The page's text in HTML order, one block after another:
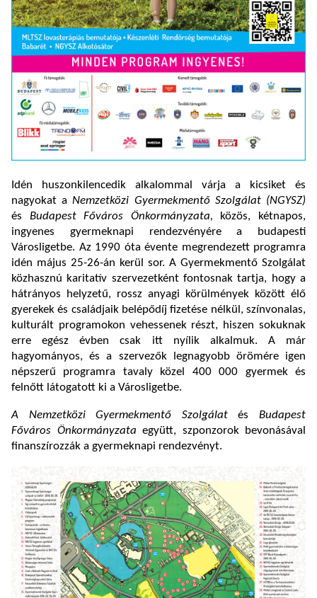
Idén huszonkilencedik alkalommal várja a kicsiket és
nagyokat aNemzetközi Gyermekmentő Szolgálat (NGYSZ)
és Budapest Főváros Önkormányzata, közös, kétnapos,
ingyenes gyermeknapi rendezvényére a budapesti
Városligetbe. Az 1990 óta évente megrendezett programra
idén május 25-26-án kerül sor. A Gyermekmentő Szolgálat
közhasznú karitatív szervezetként fontosnak tartja, hogy a
hátrányos helyzetű, rossz anyagi körülmények között élő
gyerekek és családjaik belépődíj fizetése nélkül, színvonalas,
kulturált programokon vehessenek részt, hiszen sokuknak
erre egész évben csak itt nyílik alkalmuk. A már
hagyományos, és a szervezők legnagyobb örömére igen
népszerű programra tavaly közel 400 000 gyermek és
felnőtt látogatott ki a Városligetbe.
A Nemzetközi Gyermekmentő SzolgálatésBudapest
Főváros Önkormányzata együtt, szponzorok bevonásával
finanszírozzák a gyermeknapi rendezvényt.